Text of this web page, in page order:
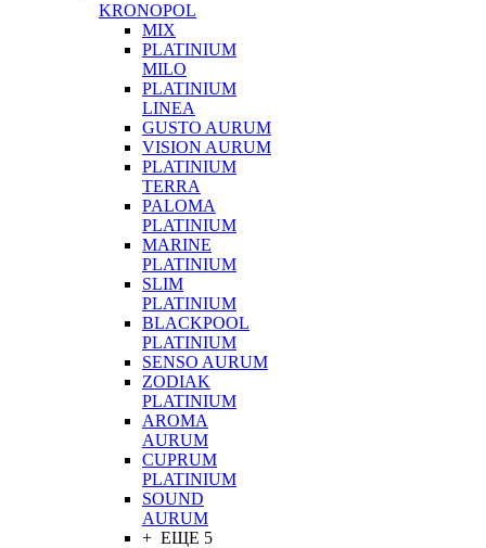
KRONOPOL
MIX
PLATINIUM
MILO
PLATINIUM
LINEA
GUSTO AURUM
VISION AURUM
PLATINIUM
TERRA
PALOMA
PLATINIUM
MARINE
PLATINIUM
SLIM
PLATINIUM
BLACKPOOL
PLATINIUM
SENSO AURUM
ZODIAK
PLATINIUM
AROMA
AURUM
CUPRUM
PLATINIUM
SOUND
AURUM
+ ЕЩЕ 5